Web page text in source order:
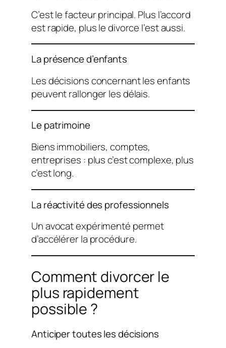
C’est le facteur principal. Plus l’accord
est rapide, plus le divorce l’est aussi.
La présence d’enfants
Les décisions concernant les enfants
peuvent rallonger les délais.
Le patrimoine
Biens immobiliers, comptes,
entreprises : plus c’est complexe, plus
c’est long.
La réactivité des professionnels
Un avocat expérimenté permet
d’accélérer la procédure.
Comment divorcer le
plus rapidement
possible ?
Anticiper toutes les décisions